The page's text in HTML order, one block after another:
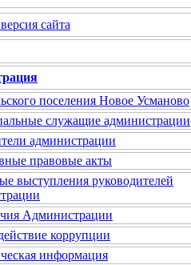
сайта
поселения Новое Усманово
служащие администрации
администрации
правовые акты
выступления руководителей
Администрации
коррупции
информация